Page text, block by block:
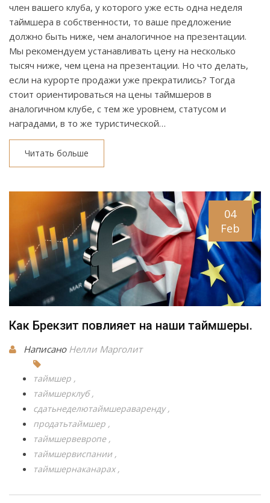
член вашего клуба, у которого уже есть одна неделя
таймшера в собственности, то ваше предложение
должно быть ниже, чем аналогичное на презентации.
Мы рекомендуем устанавливать цену на несколько
тысяч ниже, чем цена на презентации. Но что делать,
если на курорте продажи уже прекратились? Тогда
стоит ориентироваться на цены таймшеров в
аналогичном клубе, с тем же уровнем, статусом и
наградами, в то же туристической…
Читать больше
04
Feb
Как Брекзит повлияет на наши таймшеры.
Написано Нелли Марголит
таймшер
таймшерклуб
сдатьнеделютаймшераваренду
продатьтаймшер
таймшервевропе
таймшервиспании
таймшернаканарах